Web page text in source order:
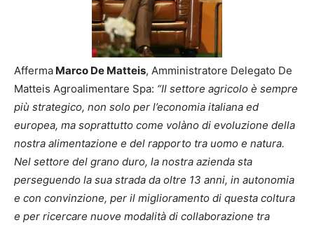
Afferma Marco De Matteis, Amministratore Delegato De
Matteis Agroalimentare Spa: “Il settore agricolo è sempre
più strategico, non solo per l’economia italiana ed
europea, ma soprattutto come volàno di evoluzione della
nostra alimentazione e del rapporto tra uomo e natura.
Nel settore del grano duro, la nostra azienda sta
perseguendo la sua strada da oltre 13 anni, in autonomia
e con convinzione, per il miglioramento di questa coltura
e per ricercare nuove modalità di collaborazione tra